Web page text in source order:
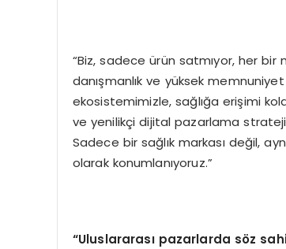
“Biz, sadece ürün satmıyor, her bir
danışmanlık ve yüksek
ekosistemimizle, sağlığa erişimi
ve yenilikçi dijital pazarlama
Sadece bir sağlık markası değil,
olarak konumlanıyoruz.”
“Uluslararası pazarlarda söz